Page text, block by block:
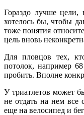
Гораздо лучше цели,
хотелось бы, чтобы
тоже понятия
цель вновь
Для пловцов тех,
потолок, например
пробить. Вполне
У триатлетов может
не отдать на нем все
еще на велосипед и